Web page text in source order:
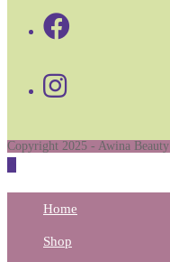
tab
Copyright 2025 - Awina Beauty
Home
Shop